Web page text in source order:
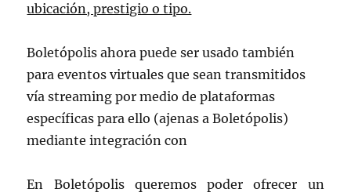
ubicación, prestigio o tipo.
Boletópolis ahora puede ser usado también
para eventos virtuales que sean transmitidos
vía streaming por medio de plataformas
específicas para ello (ajenas a Boletópolis)
mediante integración con
En Boletópolis queremos poder ofrecer un